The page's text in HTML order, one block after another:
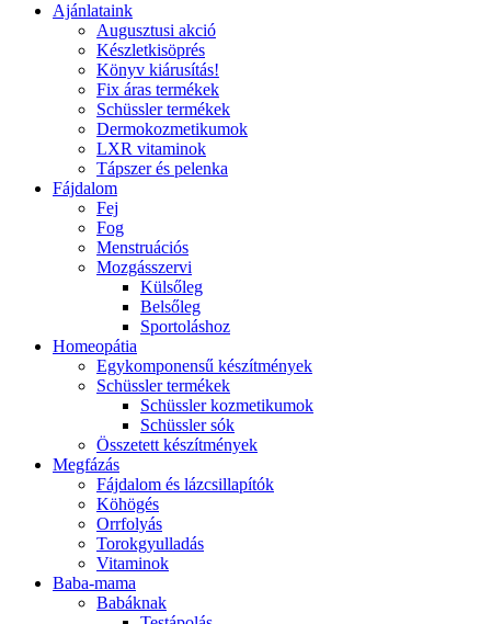
Ajánlataink
Augusztusi akció
Készletkisöprés
Könyv kiárusítás!
Fix áras termékek
Schüssler termékek
Dermokozmetikumok
LXR vitaminok
Tápszer és pelenka
Fájdalom
Fej
Fog
Menstruációs
Mozgásszervi
Külsőleg
Belsőleg
Sportoláshoz
Homeopátia
Egykomponensű készítmények
Schüssler termékek
Schüssler kozmetikumok
Schüssler sók
Összetett készítmények
Megfázás
Fájdalom és lázcsillapítók
Köhögés
Orrfolyás
Torokgyulladás
Vitaminok
Baba-mama
Babáknak